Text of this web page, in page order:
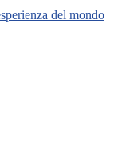
del mondo